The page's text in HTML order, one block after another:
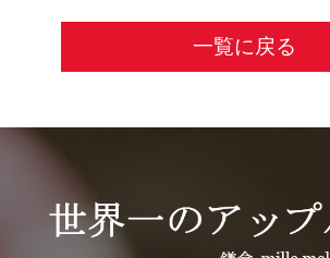
一覧に戻る